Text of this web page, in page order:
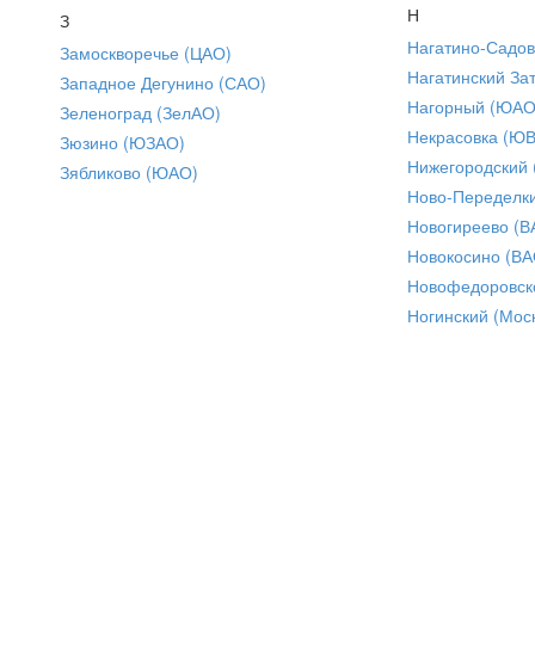
З
Замоскворечье (ЦАО)
Западное Дегунино (САО)
Зеленоград (ЗелАО)
Зюзино (ЮЗАО)
Зябликово (ЮАО)
Н
Нагатино-
Нагатинский
Нагорный
Некрасовка
Ново-
Новогиреево
Новокосино
Ногинский